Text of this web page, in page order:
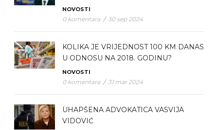
NOVOSTI
0 komentara / 30 sep 2024
KOLIKA JE VRIJEDNOST 100 KM DANAS
U ODNOSU NA 2018. GODINU?
NOVOSTI
0 komentara / 31 mar 2024
UHAPŠENA ADVOKATICA VASVIJA
VIDOVIĆ